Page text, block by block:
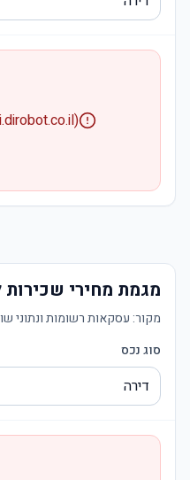
מגמת מחירי
מקור: עסקאות רשומות ונתוני
סוג נכס